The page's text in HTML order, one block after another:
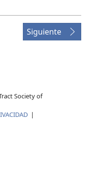
Siguiente
Society of
|